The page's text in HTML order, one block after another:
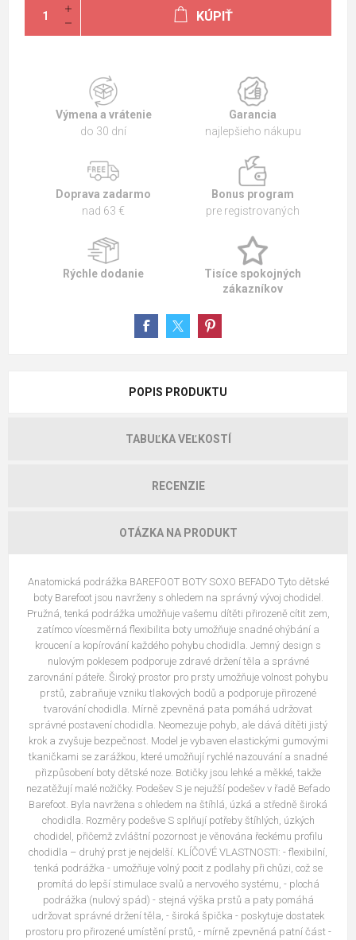
KÚPIŤ
Výmena a vrátenie
do 30 dní
Garancia
najlepšieho nákupu
Doprava zadarmo
nad 63 €
Bonus program
pre registrovaných
Rýchle dodanie
Tisíce spokojných
zákazníkov
POPIS PRODUKTU
TABUĽKA VEĽKOSTÍ
RECENZIE
OTÁZKA NA PRODUKT
Anatomická podrážka BAREFOOT BOTY SOXO BEFADO Tyto dětské
boty Barefoot jsou navrženy s ohledem na správný vývoj chodidel.
Pružná, tenká podrážka umožňuje vašemu dítěti přirozeně cítit zem,
zatímco vícesměrná flexibilita boty umožňuje snadné ohýbání a
kroucení a kopírování každého pohybu chodidla. Jemný design s
nulovým poklesem podporuje zdravé držení těla a správné
zarovnání páteře. Široký prostor pro prsty umožňuje volnost pohybu
prstů, zabraňuje vzniku tlakových bodů a podporuje přirozené
tvarování chodidla. Mírně zpevněná pata pomáhá udržovat
správné postavení chodidla. Neomezuje pohyb, ale dává dítěti jistý
krok a zvyšuje bezpečnost. Model je vybaven elastickými gumovými
tkaničkami se zarážkou, které umožňují rychlé nazouvání a snadné
přizpůsobení boty dětské noze. Botičky jsou lehké a měkké, takže
nezatěžují malé nožičky. Podešev S je nejužší podešev v řadě Befado
Barefoot. Byla navržena s ohledem na štíhlá, úzká a středně široká
chodidla. Rozměry podešve S splňují potřeby štíhlých, úzkých
chodidel, přičemž zvláštní pozornost je věnována řeckému profilu
chodidla – druhý prst je nejdelší. KLÍČOVÉ VLASTNOSTI: - flexibilní,
tenká podrážka - umožňuje volný pocit z podlahy při chůzi, což se
promítá do lepší stimulace svalů a nervového systému, - plochá
podrážka (nulový spád) - stejná výška prstů a paty pomáhá
udržovat správné držení těla, - široká špička - poskytuje dostatek
prostoru pro přirozené umístění prstů, - mírně zpevněná patní část -